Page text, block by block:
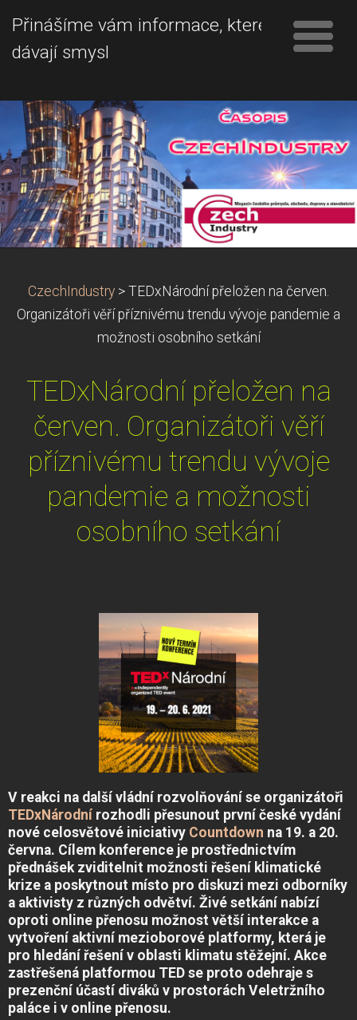
Přinášíme vám informace, které
dávají smysl
CzechIndustry > TEDxNárodní přeložen na červen.
Organizátoři věří příznivému trendu vývoje pandemie a
možnosti osobního setkání
TEDxNárodní přeložen na
červen. Organizátoři věří
příznivému trendu vývoje
pandemie a možnosti
osobního setkání
V reakci na další vládní rozvolňování se organizátoři
TEDxNárodní rozhodli přesunout první české vydání
nové celosvětové iniciativy Countdown na 19. a 20.
června. Cílem konference je prostřednictvím
přednášek zviditelnit možnosti řešení klimatické
krize a poskytnout místo pro diskuzi mezi odborníky
a aktivisty z různých odvětví. Živé setkání nabízí
oproti online přenosu možnost větší interakce a
vytvoření aktivní mezioborové platformy, která je
pro hledání řešení v oblasti klimatu stěžejní. Akce
zastřešená platformou TED se proto odehraje s
prezenční účastí diváků v prostorách Veletržního
paláce i v online přenosu.